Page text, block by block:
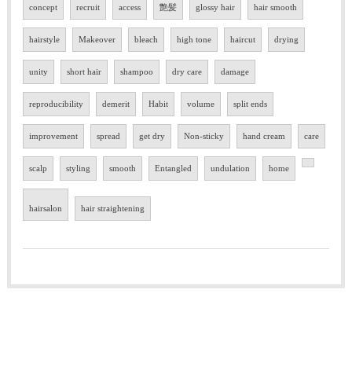
concept recruit access 艶髪 glossy hair hair smooth
hairstyle Makeover bleach high tone haircut drying
unity short hair shampoo dry care damage
reproducibility demerit Habit volume split ends
improvement spread get dry Non-sticky hand cream care
scalp styling smooth Entangled undulation home
hairsalon hair straightening